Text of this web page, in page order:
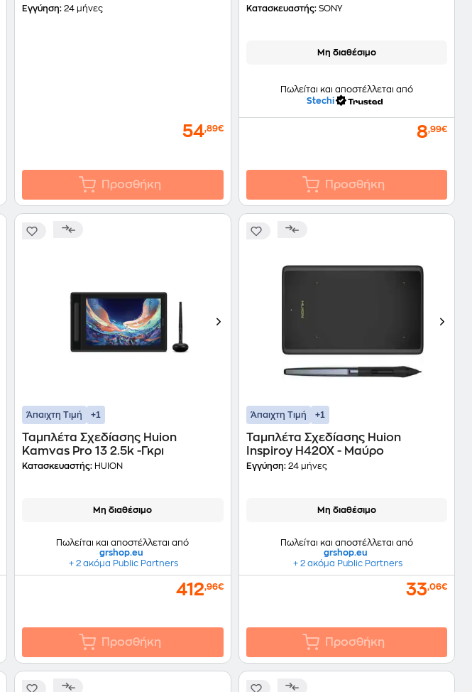
Gold
Εγγύηση: 24 μήνες
54,89€
Προσθήκη
Κατασκευαστής:SONY
Μη διαθέσιμο
Πωλείται και αποστέλλεται από
Stechi
8,99€
Προσθήκη
Άπαιχτη Τιμή +1
Ταμπλέτα Σχεδίασης Huion
Kamvas Pro 13 2.5k -Γκρι
Κατασκευαστής: HUION
Μη διαθέσιμο
Πωλείται και αποστέλλεται από
grshop.eu
+ 2 ακόμα Public Partners
412,96€
Προσθήκη
Άπαιχτη Τιμή +1
Ταμπλέτα Σχεδίασης Huion
Inspiroy H420X - Μαύρο
Εγγύηση:24 μήνες
Μη διαθέσιμο
Πωλείται και αποστέλλεται από
grshop.eu
+ 2 ακόμα Public Partners
33,06€
Προσθήκη